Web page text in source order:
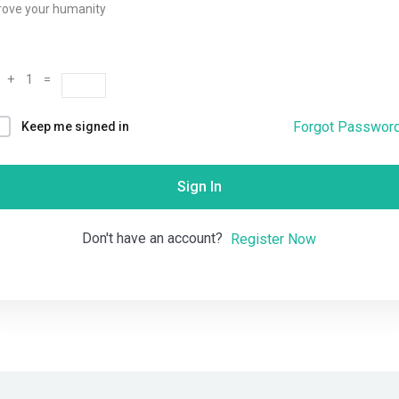
your humanity
+ 1 =
Keep me signed in Forgot
Sign In
Don't have an account? Register Now